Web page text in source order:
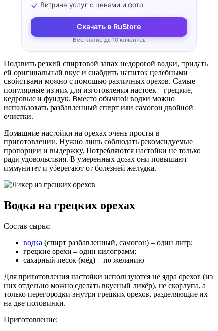
Витрина услуг с ценами и фото
Скачать в RuStore
Бесплатно до 10 клиентов
Подавить резкий спиртовой запах недорогой водки, придать
ей оригинальный вкус и снабдить напиток целебными
свойствами можно с помощью различных орехов. Самые
популярные из них для изготовления настоек – грецкие,
кедровые и фундук. Вместо обычной водки можно
использовать разбавленный спирт или самогон двойной
очистки.
Домашние настойки на орехах очень просты в
приготовлении. Нужно лишь соблюдать рекомендуемые
пропорции и выдержку. Потребляются настойки не только
ради удовольствия. В умеренных дозах они повышают
иммунитет и уберегают от болезней желудка.
Водка на грецких орехах
Состав сырья:
водка (спирт разбавленный, самогон) – один литр;
грецкие орехи – один килограмм;
сахарный песок (мёд) – по желанию.
Для приготовления настойки используются не ядра орехов (из
них отдельно можно сделать вкусный ликёр), не скорлупа, а
только перегородки внутри грецких орехов, разделяющие их
на две половинки.
Приготовление: